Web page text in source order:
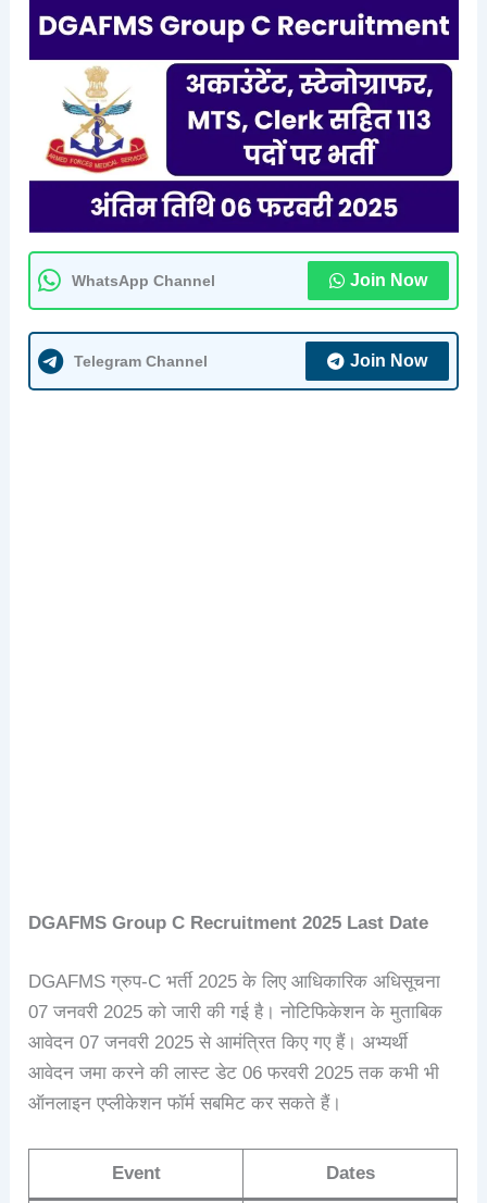
WhatsApp Channel Join Now
Telegram Channel Join Now
DGAFMS Group C Recruitment 2025 Last Date
DGAFMS ग्रुप-C भर्ती 2025 के लिए आधिकारिक अधिसूचना
07 जनवरी 2025 को जारी की गई है। नोटिफिकेशन के मुताबिक
आवेदन 07 जनवरी 2025 से आमंत्रित किए गए हैं। अभ्यर्थी
आवेदन जमा करने की लास्ट डेट 06 फरवरी 2025 तक कभी भी
ऑनलाइन एप्लीकेशन फॉर्म सबमिट कर सकते हैं।
Event Dates